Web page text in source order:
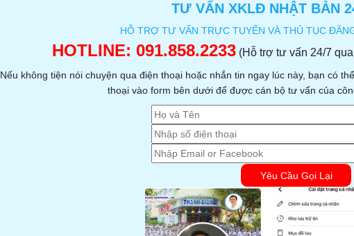
TƯ VẤN XKLĐ NHẬT BẢN
HỖ TRỢ TƯ VẤN TRỰC TUYẾN VÀ THỦ TỤC
HOTLINE: 091.858.2233(Hỗ trợ tư vấn 24/7
Nếu không tiện nói chuyện qua điện thoại hoặc nhắn tin ngay lúc này, bạn có
thoại vào form bên dưới để được cán bộ tư vấn của